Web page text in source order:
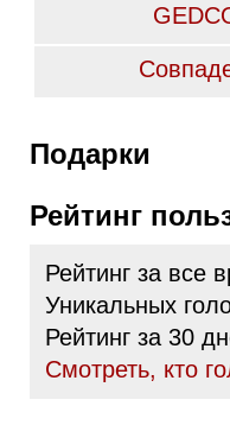
Подарки
Рейтинг
Рейтинг за все
Уникальных
Рейтинг за 30
Cмотреть, кто